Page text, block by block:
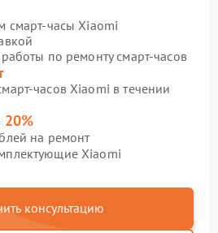
смарт-часы Xiaomi
по ремонту смарт-часов
часов Xiaomi в течении
20%
на ремонт
Xiaomi
консультацию